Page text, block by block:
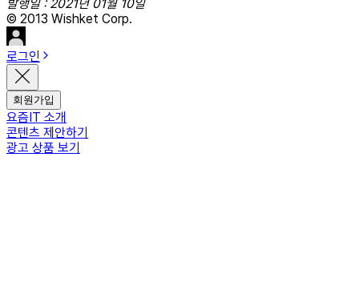
발행일 : 2021년 01월 10일
© 2013 Wishket Corp.
로그인
회원가입
요즘IT 소개
콘텐츠 제안하기
광고 상품 보기